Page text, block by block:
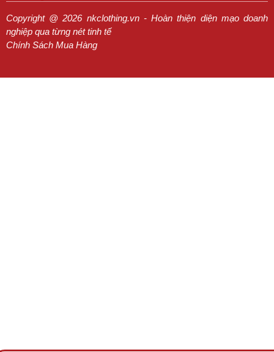
Copyright @ 2026 nkclothing.vn - Hoàn thiện diện mạo doanh
nghiệp qua từng nét tinh tế
Chính Sách Mua Hàng